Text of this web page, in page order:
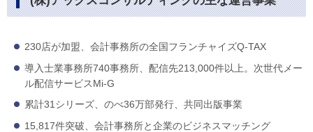
230店が加盟、会計事務所の全国フランチャイズQ-TAX
導入士業事務所740事務所、配信先213,000件以上。次世代メー
ル配信サービスMi-G
累計31シリーズ、のべ36万部発行、共同出版事業
15,817件突破、会計事務所と企業のビジネスマッチング